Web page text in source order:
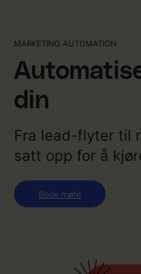
MARKETING AUTOMATION
din
Fra lead-flyter til
satt opp for å
Book møte